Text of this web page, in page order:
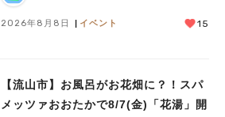
2026年8月8日 イベント 15
【流山市】お風呂がお花畑に？！スパ
メッツァおおたかで8/7(金)「花湯」開